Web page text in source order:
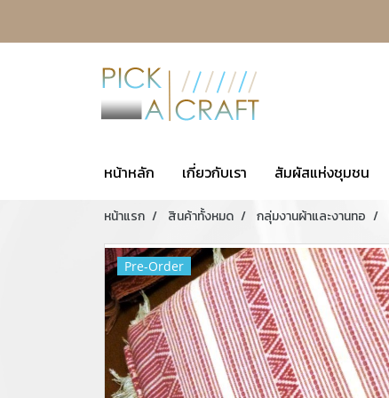
หน้าหลัก เกี่ยวกับเรา สัมผัสแห่งชุมชน
หน้าแรก สินค้าทั้งหมด กลุ่มงานผ้าและงานทอ
Pre-Order